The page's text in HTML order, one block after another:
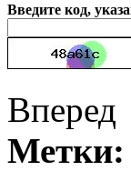
Введите код,
Вперед
Метки: